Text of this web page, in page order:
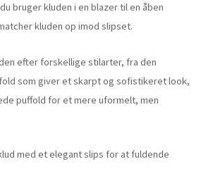
bruger kluden i en blazer til en åben
kluden op imod slipset.
efter forskellige stilarter, fra den
som giver et skarpt og sofistikeret look,
puffold for et mere uformelt, men
med et elegant slips for at fuldende